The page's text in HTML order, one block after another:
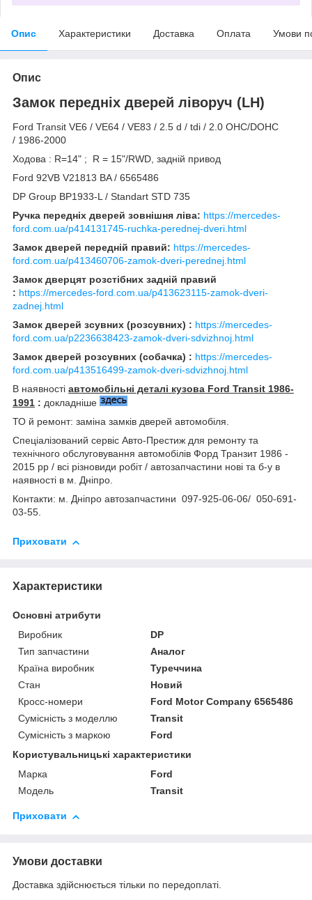
Опис Характеристики Доставка Оплата Умови
Опис
Замок передніх дверей ліворуч (LH)
Ford Transit VE6 / VE64 / VE83 / 2.5 d / tdi / 2.0 OHC/DOHC
/ 1986-2000
Ходова : R=14" ; R = 15"/RWD, задній привод
Ford 92VB V21813 BA / 6565486
DP Group BP1933-L / Standart STD 735
Ручка передніх дверей зовнішня ліва: https://mercedes-
ford.com.ua/p414131745-ruchka-perednej-dveri.html
Замок дверей передній правий: https://mercedes-
ford.com.ua/p413460706-zamok-dveri-perednej.html
Замок дверцят розстібних задній правий
: https://mercedes-ford.com.ua/p413623115-zamok-dveri-
zadnej.html
Замок дверей зсувних (розсувних) : https://mercedes-
ford.com.ua/p2236638423-zamok-dveri-sdvizhnoj.html
Замок дверей розсувних (собачка) : https://mercedes-
ford.com.ua/p413516499-zamok-dveri-sdvizhnoj.html
В наявності автомобільні деталі кузова Ford Transit 1986-
1991 : докладніше
ТО й ремонт: заміна замків дверей автомобіля.
Спеціалізований сервіс Авто-Престиж для ремонту та
технічного обслуговування автомобілів Форд Транзит 1986 -
2015 рр / всі різновиди робіт / автозапчастини нові та б-у в
наявності в м. Дніпро.
Контакти: м. Дніпро автозапчастини 097-925-06-06/ 050-691-
03-55.
Приховати
Характеристики
Основні атрибути
Виробник
DP
Тип запчастини
Аналог
Країна виробник
Туреччина
Стан
Новий
Кросс-номери
Ford Motor Company 6565486
Сумісність з моделлю
Transit
Сумісність з маркою
Ford
Користувальницькі характеристики
Марка
Ford
Модель
Transit
Приховати
Умови доставки
Доставка здійснюється тільки по передоплаті.